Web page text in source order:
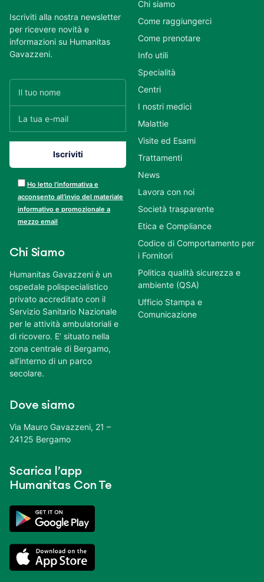
Iscriviti alla nostra newsletter
per ricevere novità e
informazioni su Humanitas
Gavazzeni.
Ho letto l’informativa e
acconsento all’invio del materiale
informativo e promozionale a
mezzo email
Chi Siamo
Humanitas Gavazzeni è un
ospedale polispecialistico
privato accreditato con il
Servizio Sanitario Nazionale
per le attività ambulatoriali e
di ricovero. E’ situato nella
zona centrale di Bergamo,
all’interno di un parco
secolare.
Dove siamo
Via Mauro Gavazzeni, 21 –
24125 Bergamo
Scarica l’app
Humanitas Con Te
Chi siamo
Come raggiungerci
Come prenotare
Info utili
Specialità
Centri
I nostri medici
Malattie
Visite ed Esami
Trattamenti
News
Lavora con noi
Società trasparente
Etica e Compliance
Codice di Comportamento per
i Fornitori
Politica qualità sicurezza e
ambiente (QSA)
Ufficio Stampa e
Comunicazione